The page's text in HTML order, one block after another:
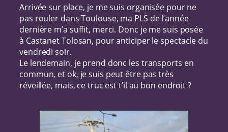
Arrivée sur place, je me suis organisée pour ne
pas rouler dans Toulouse, ma PLS de l’année
dernière m’a suffit, merci. Donc je me suis posée
à Castanet Tolosan, pour anticiper le spectacle du
vendredi soir.
Le lendemain, je prend donc les transports en
commun, et ok, je suis peut être pas très
réveillée, mais, ce truc est t’il au bon endroit ?